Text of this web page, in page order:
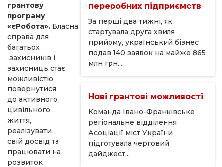
грантову
програму
«єРобота». Власна
справа для
багатьох
захисників і
захисниць стає
можливістю
повернутися
до активного
цивільного
життя,
реалізувати
свій досвід та
працювати на
розвиток
переробних підприємств
За перші два тижні, як
стартувала друга хвиля
прийому, український бізнес
подав 140 заявок на майже 865
млн грн....
Нові грантові можливості
Команда Івано-Франківське
регіональне відділення
Асоціації міст України
підготувала черговий
дайджест...